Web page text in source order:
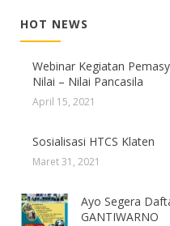
HOT NEWS
Webinar Kegiatan
Nilai – Nilai Pancasila
April 15, 2021
Sosialisasi HTCS Klaten
Maret 31, 2021
Ayo Segera
GANTIWARNO